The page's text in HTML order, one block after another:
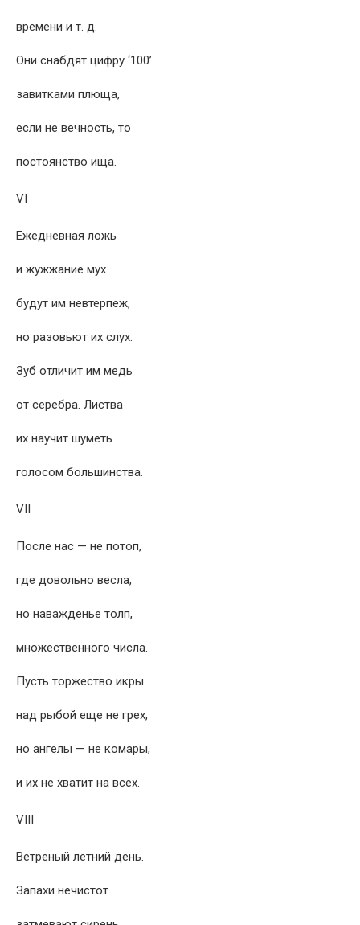
времени и т. д.
Они снабдят цифру ‘100’
завитками плюща,
если не вечность, то
постоянство ища.
VI
Ежедневная ложь
и жужжание мух
будут им невтерпеж,
но разовьют их слух.
Зуб отличит им медь
от серебра. Листва
их научит шуметь
голосом большинства.
VII
После нас — не потоп,
где довольно весла,
но наважденье толп,
множественного числа.
Пусть торжество икры
над рыбой еще не грех,
но ангелы — не комары,
и их не хватит на всех.
VIII
Ветреный летний день.
Запахи нечистот